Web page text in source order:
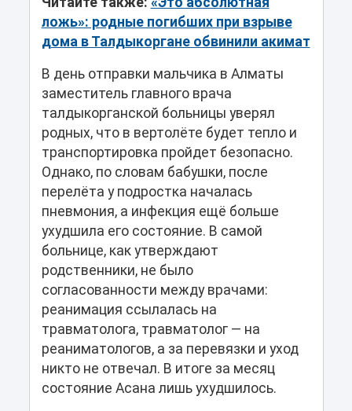
ложь»: родные погибших при взрыве
дома в Талдыкоргане обвинили акимат
В день отправки мальчика в Алматы
заместитель главного врача
талдыкорганской больницы уверял
родных, что в вертолёте будет тепло и
транспортировка пройдет безопасно.
Однако, по словам бабушки, после
перелёта у подростка началась
пневмония, а инфекция ещё больше
ухудшила его состояние. В самой
больнице, как утверждают
родственники, не было
согласованности между врачами:
реанимация ссылалась на
травматолога, травматолог — на
реаниматологов, а за перевязки и уход
никто не отвечал. В итоге за месяц
состояние Асана лишь ухудшилось.